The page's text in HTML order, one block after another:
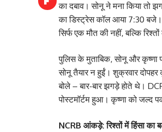
का दबाव। सोनू ने मना किया तो
का डिस्ट्रेस कॉल आया 7:30 बजे।
सिर्फ एक मौत की नहीं, बल्कि
पुलिस के मुताबिक, सोनू और कृष्णा
सोनू तैयार न हुईं। शुक्रवार
बोले – बार-बार झगड़े होते थे।
पोस्टमॉर्टम हुआ। कृष्णा को जल्द
NCRB आंकड़े: रिश्तों में हिंसा का